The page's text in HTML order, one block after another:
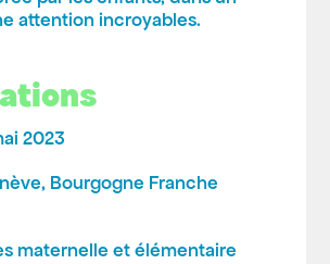
attention incroyables.
2023
Bourgogne Franche
maternelle et élémentaire